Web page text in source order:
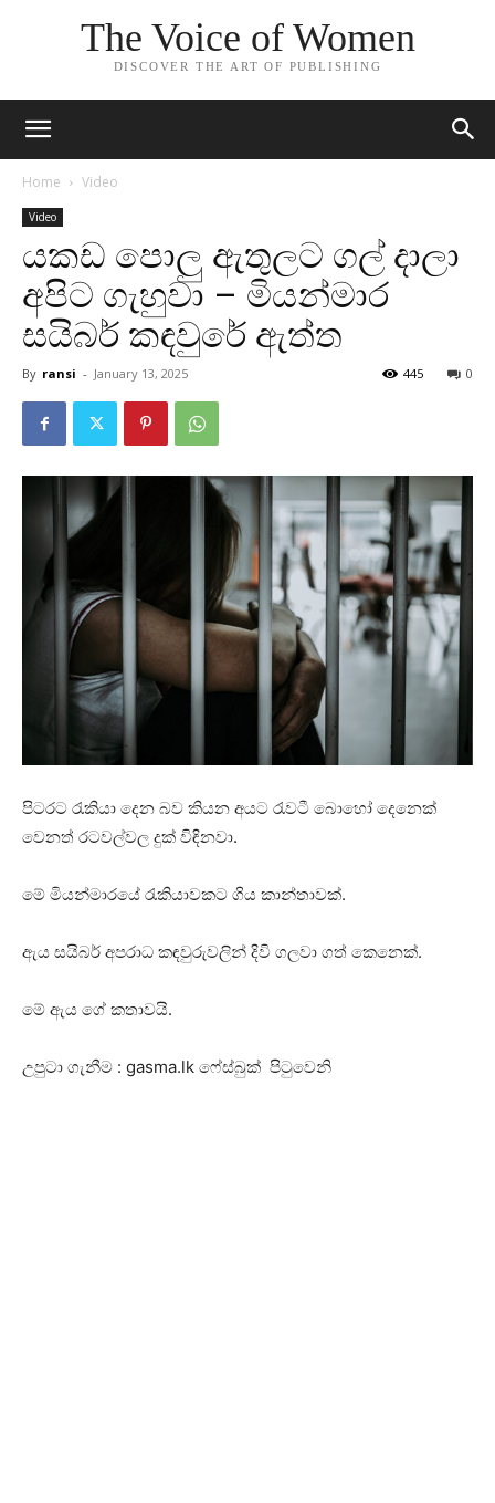
The Voice of Women
DISCOVER THE ART OF PUBLISHING
Home Video
Video
යකඩ පොලු ඇතුලට ගල් දාලා
අපිට ගැහුවා – මියන්මාර
සයිබර් කඳවුරේ ඇත්ත
By ransi - January 13, 2025 0
445
පිටරට රැකියා දෙන බව කියන අයට රැවටී බොහෝ දෙනෙක්
වෙනත් රටවල්වල දුක් විඳිනවා.
මේ මියන්මාරයේ රැකියාවකට ගිය කාන්තාවක්.
ඇය සයිබර් අපරාධ කඳවුරුවලින් දිවි ගලවා ගත් කෙනෙක්.
මේ ඇය ගේ කතාවයි.
උපුටා ගැනීම : gasma.lk ෆේස්බුක් පිටුවෙනි